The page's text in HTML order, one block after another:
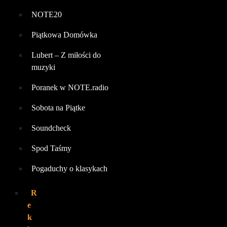
NOTE20
Piątkowa Domówka
Lubert – Z miłości do
muzyki
Poranek w NOTE.radio
Sobota na Piątke
Soundcheck
Spod Taśmy
Pogaduchy o klasykach
R
e
k